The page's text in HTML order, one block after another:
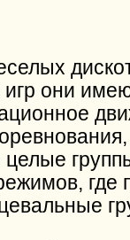
они
где